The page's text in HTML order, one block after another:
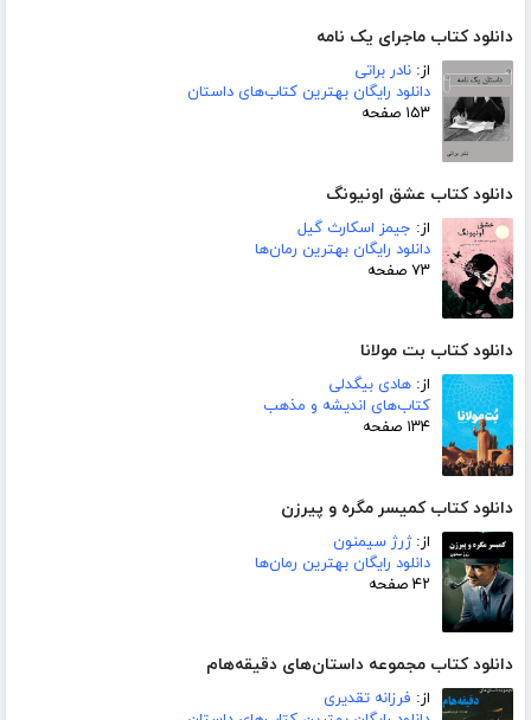
دانلود کتاب ماجرای یک نامه
از: نادر براتی
دانلود رایگان بهترین کتاب‌های داستان
۱۵۳ صفحه
دانلود کتاب عشق اونیونگ
از: جیمز اسکارث گیل
دانلود رایگان بهترین رمان‌ها
۷۳ صفحه
دانلود کتاب بت مولانا
از: هادی بیگدلی
کتاب‌های اندیشه و مذهب
۱۳۴ صفحه
دانلود کتاب کمیسر مگره و پیرزن
از:ژرژ سیمنون
دانلود رایگان بهترین رمان‌ها
۴۲ صفحه
دانلود کتاب مجموعه داستان‌های دقیقه‌هام
از: فرزانه تقدیری